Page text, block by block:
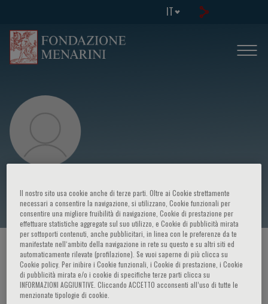
IT
Stephen Weiner
HOME PAGE / CORSI ED EVENTI / RELATORE
Il nostro sito usa cookie anche di terze parti. Oltre ai Cookie strettamente
necessari a consentire la navigazione, si utilizzano, Cookie funzionali per
consentire una migliore fruibilità di navigazione, Cookie di prestazione per
effettuare statistiche aggregate sul suo utilizzo, e Cookie di pubblicità mirata
per sottoporti contenuti, anche pubblicitari, in linea con le preferenze da te
manifestate nell‘ambito della navigazione in rete su questo e su altri siti ed
automaticamente rilevate (profilazione). Se vuoi saperne di più clicca su
Cookie policy. Per inibire i Cookie funzionali, i Cookie di prestazione, i Cookie
di pubblicità mirata e/o i cookie di specifiche terze parti clicca su
INFORMAZIONI AGGIUNTIVE. Cliccando ACCETTO acconsenti all’uso di tutte le
menzionate tipologie di cookie.